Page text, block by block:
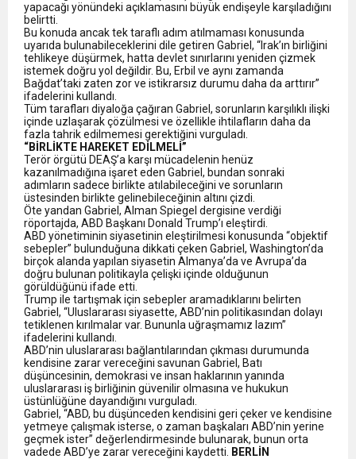
yapacağı yönündeki açıklamasını büyük endişeyle karşıladığını
belirtti.
Bu konuda ancak tek taraflı adım atılmaması konusunda
uyarıda bulunabileceklerini dile getiren Gabriel, “Irak’ın birliğini
tehlikeye düşürmek, hatta devlet sınırlarını yeniden çizmek
istemek doğru yol değildir. Bu, Erbil ve aynı zamanda
Bağdat’taki zaten zor ve istikrarsız durumu daha da arttırır”
ifadelerini kullandı.
Tüm tarafları diyaloğa çağıran Gabriel, sorunların karşılıklı ilişki
içinde uzlaşarak çözülmesi ve özellikle ihtilafların daha da
fazla tahrik edilmemesi gerektiğini vurguladı.
“BİRLİKTE HAREKET EDİLMELİ”
Terör örgütü DEAŞ’a karşı mücadelenin henüz
kazanılmadığına işaret eden Gabriel, bundan sonraki
adımların sadece birlikte atılabileceğini ve sorunların
üstesinden birlikte gelinebileceğinin altını çizdi.
Öte yandan Gabriel, Alman Spiegel dergisine verdiği
röportajda, ABD Başkanı Donald Trump’ı eleştirdi.
ABD yönetiminin siyasetinin eleştirilmesi konusunda “objektif
sebepler” bulunduğuna dikkati çeken Gabriel, Washington’da
birçok alanda yapılan siyasetin Almanya’da ve Avrupa’da
doğru bulunan politikayla çelişki içinde olduğunun
görüldüğünü ifade etti.
Trump ile tartışmak için sebepler aramadıklarını belirten
Gabriel, “Uluslararası siyasette, ABD’nin politikasından dolayı
tetiklenen kırılmalar var. Bununla uğraşmamız lazım”
ifadelerini kullandı.
ABD’nin uluslararası bağlantılarından çıkması durumunda
kendisine zarar vereceğini savunan Gabriel, Batı
düşüncesinin, demokrasi ve insan haklarının yanında
uluslararası iş birliğinin güvenilir olmasına ve hukukun
üstünlüğüne dayandığını vurguladı.
Gabriel, “ABD, bu düşünceden kendisini geri çeker ve kendisine
yetmeye çalışmak isterse, o zaman başkaları ABD’nin yerine
geçmek ister” değerlendirmesinde bulunarak, bunun orta
vadede ABD’ye zarar vereceğini kaydetti.
BERLİN